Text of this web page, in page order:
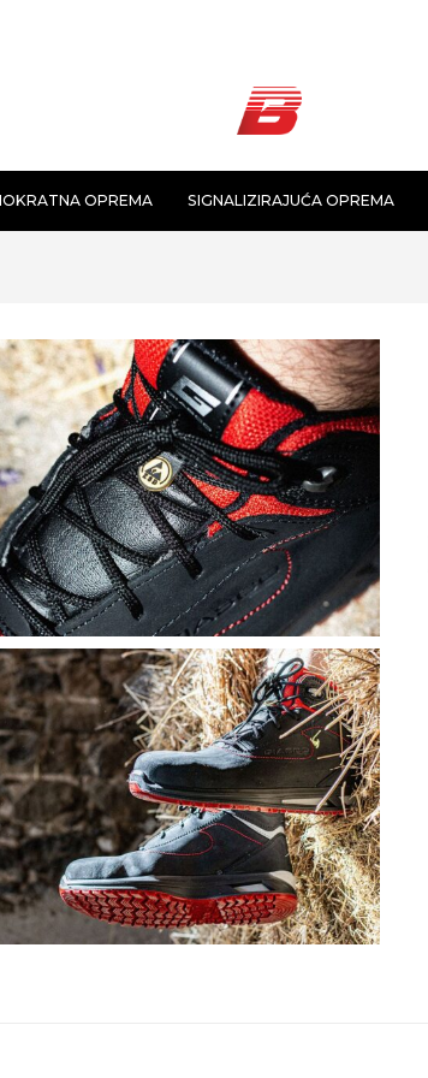
OPREMA SIGNALIZIRAJUĆA OPREMA